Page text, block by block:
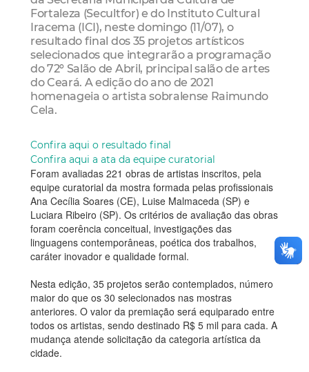
Fortaleza (Secultfor) e do Instituto Cultural
Iracema (ICI), neste domingo (11/07), o
resultado final dos 35 projetos artísticos
selecionados que integrarão a programação
do 72º Salão de Abril, principal salão de artes
do Ceará. A edição do ano de 2021
homenageia o artista sobralense Raimundo
Cela.
Confira aqui o resultado final
Confira aqui a ata da equipe curatorial
Foram avaliadas 221 obras de artistas inscritos, pela
equipe curatorial da mostra formada pelas profissionais
Ana Cecília Soares (CE), Luise Malmaceda (SP) e
Luciara Ribeiro (SP). Os critérios de avaliação das obras
foram coerência conceitual, investigações das
linguagens contemporâneas, poética dos trabalhos,
caráter inovador e qualidade formal.
Nesta edição, 35 projetos serão contemplados, número
maior do que os 30 selecionados nas mostras
anteriores. O valor da premiação será equiparado entre
todos os artistas, sendo destinado R$ 5 mil para cada. A
mudança atende solicitação da categoria artística da
cidade.